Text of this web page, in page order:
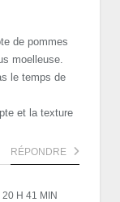
de pommes
moelleuse.
le temps de
et la texture
RÉPONDRE
H 41 MIN